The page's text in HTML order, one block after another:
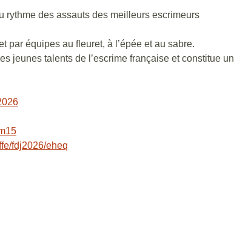
rythme des assauts des meilleurs escrimeurs
équipes au fleuret, à l’épée et au sabre.
jeunes talents de l’escrime française et constitue un
fdj2026/eheq